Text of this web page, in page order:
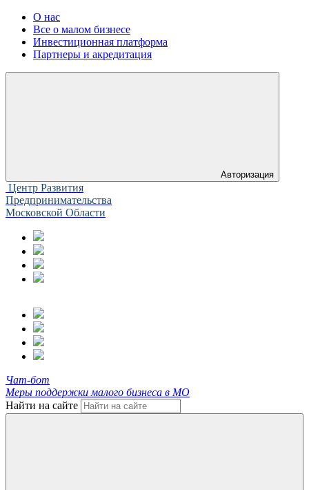
О нас
Все о малом бизнесе
Инвестиционная платформа
Партнеры и акредитация
Авторизация
Центр Развития
Предпринимательства
Московской Области
Чат-бот
Меры поддержки малого бизнеса в МО
Найти на сайте